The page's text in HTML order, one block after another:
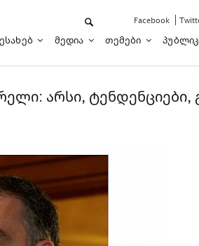
Facebook
Მედია Თემები
არსი, ტენდენციები,